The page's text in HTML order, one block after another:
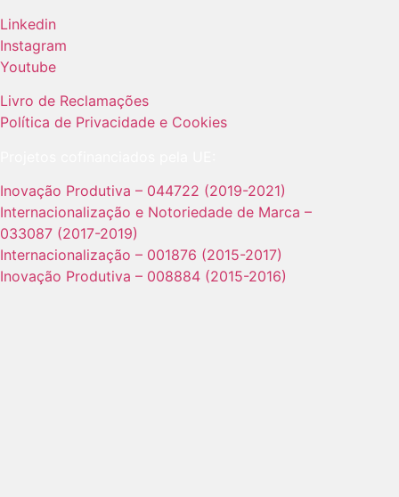
Linkedin
Instagram
Youtube
Livro de Reclamações
Política de Privacidade e Cookies
Inovação Produtiva – 044722 (2019-2021)
Internacionalização e Notoriedade de Marca –
033087 (2017-2019)
Internacionalização – 001876 (2015-2017)
Inovação Produtiva – 008884 (2015-2016)